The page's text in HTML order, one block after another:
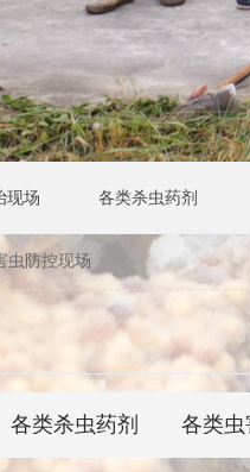
现场 各类杀虫药剂
虫防控现场
各类杀虫药剂 各类